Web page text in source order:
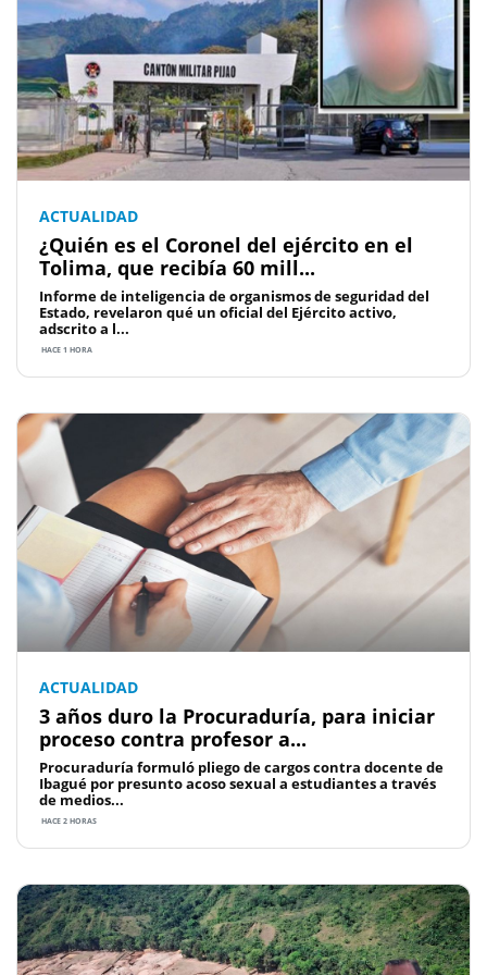
ACTUALIDAD
¿Quién es el Coronel del ejército en el
Tolima, que recibía 60 mill...
Informe de inteligencia de organismos de seguridad del
Estado, revelaron qué un oficial del Ejército activo,
adscrito a l...
HACE 1 HORA
ACTUALIDAD
3 años duro la Procuraduría, para iniciar
proceso contra profesor a...
Procuraduría formuló pliego de cargos contra docente de
Ibagué por presunto acoso sexual a estudiantes a través
de medios...
HACE 2 HORAS